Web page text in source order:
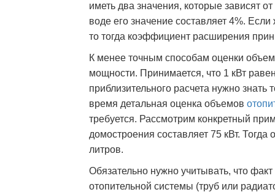
иметь два значения, которые зависят
воде его значение составляет 4%.
то тогда коэффициент расширения
К менее точным способам оценки
мощности. Принимается, что 1 кВт
приблизительного расчета нужно
время детальная оценка объемов
требуется. Рассмотрим конкретный
домостроения составляет 75 кВт.
литров.
Обязательно нужно учитывать, что
отопительной системы (труб или